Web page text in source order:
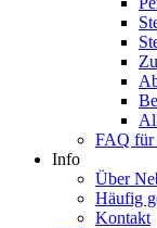
FAQ für
Info
Über
Häufig
Kontakt